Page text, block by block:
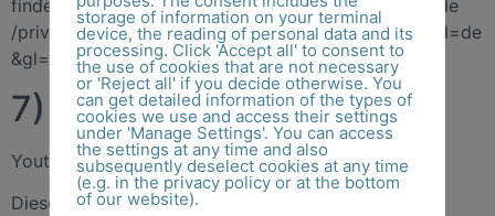
finden Sie unterhttps://business.safety.google
/de
/privacy/undhttps://policies.google.com /privacy
?hl=de
&gl=de
7) Seitenfunktionalitäten
Youtube
Diese Website nutzt Plugins zur Anzeige und
storage of information on your terminal
device, the reading of personal data and its
processing. Click 'Accept all' to consent to
the use of cookies that are not necessary
or 'Reject all' if you decide otherwise. You
can get detailed information of the types of
cookies we use and access their settings
under 'Manage Settings'. You can access
the settings at any time and also
subsequently deselect cookies at any time
(e.g. in the privacy policy or at the bottom
of our website).